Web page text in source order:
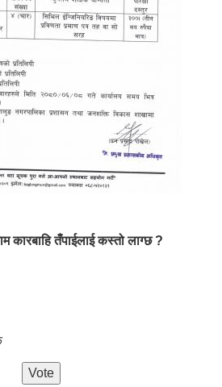
कारबाहि तँपाईलाई कस्तो लाग्छ ?